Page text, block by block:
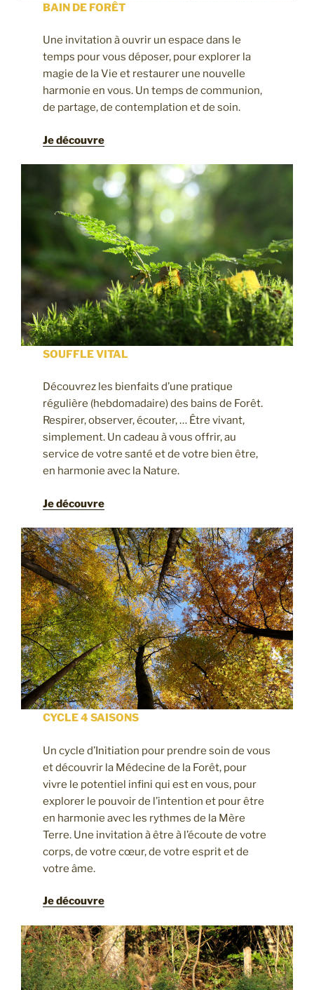
BAIN DE FORÊT
Une invitation à ouvrir un espace dans le
temps pour vous déposer, pour explorer la
magie de la Vie et restaurer une nouvelle
harmonie en vous. Un temps de communion,
de partage, de contemplation et de soin.
Je découvre
SOUFFLE VITAL
Découvrez les bienfaits d’une pratique
régulière (hebdomadaire) des bains de Forêt.
Respirer, observer, écouter, … Être vivant,
simplement. Un cadeau à vous offrir, au
service de votre santé et de votre bien être,
en harmonie avec la Nature.
Je découvre
CYCLE 4 SAISONS
Un cycle d’Initiation pour prendre soin de vous
et découvrir la Médecine de la Forêt, pour
vivre le potentiel infini qui est en vous, pour
explorer le pouvoir de l’intention et pour être
en harmonie avec les rythmes de la Mère
Terre. Une invitation à être à l’écoute de votre
corps, de votre cœur, de votre esprit et de
votre âme.
Je découvre